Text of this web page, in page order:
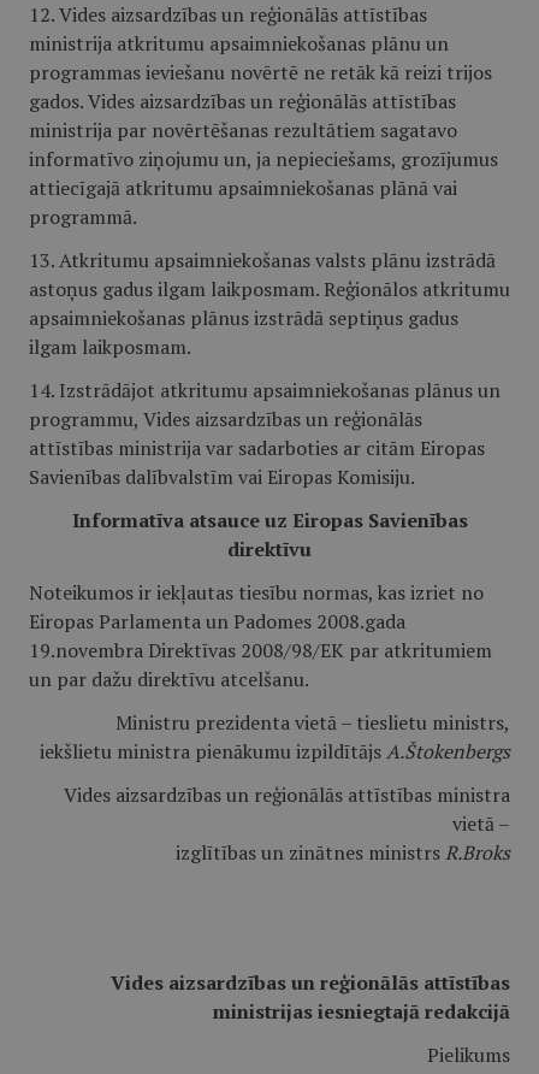
12. Vides aizsardzības un reģionālās attīstības
ministrija atkritumu apsaimniekošanas plānu un
programmas ieviešanu novērtē ne retāk kā reizi trijos
gados. Vides aizsardzības un reģionālās attīstības
ministrija par novērtēšanas rezultātiem sagatavo
informatīvo ziņojumu un, ja nepieciešams, grozījumus
attiecīgajā atkritumu apsaimniekošanas plānā vai
programmā.
13. Atkritumu apsaimniekošanas valsts plānu izstrādā
astoņus gadus ilgam laikposmam. Reģionālos atkritumu
apsaimniekošanas plānus izstrādā septiņus gadus
ilgam laikposmam.
14. Izstrādājot atkritumu apsaimniekošanas plānus un
programmu, Vides aizsardzības un reģionālās
attīstības ministrija var sadarboties ar citām Eiropas
Savienības dalībvalstīm vai Eiropas Komisiju.
Informatīva atsauce uz Eiropas Savienības
direktīvu
Noteikumos ir iekļautas tiesību normas, kas izriet no
Eiropas Parlamenta un Padomes 2008.gada
19.novembra Direktīvas 2008/98/EK par atkritumiem
un par dažu direktīvu atcelšanu.
Ministru prezidenta vietā – tieslietu ministrs,
iekšlietu ministra pienākumu izpildītājsA.Štokenbergs
Vides aizsardzības un reģionālās attīstības ministra
vietā –
izglītības un zinātnes ministrsR.Broks
Vides aizsardzības un reģionālās attīstības
ministrijas iesniegtajā redakcijā
Pielikums